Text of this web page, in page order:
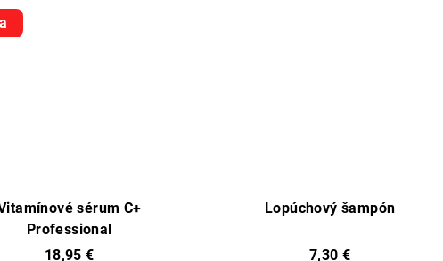
sérum C+
Professional
18,95 €
Lopúchový šampón
7,30 €